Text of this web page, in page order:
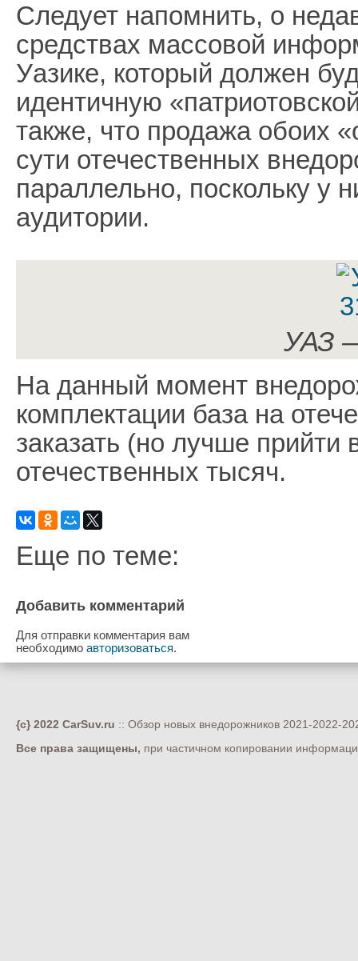
Следует напомнить, о
средствах массовой
Уазике, который должен
идентичную
также, что продажа обоих
сути отечественных
параллельно, поскольку у
аудитории.
УАЗ
На данный момент
комплектации база на
заказать (но лучше
отечественных тысяч.
Еще по теме:
Добавить комментарий
Для отправки комментария вам
необходимо авторизоваться.
{c} 2022 CarSuv.ru :: Обзор новых внедорожников 2021-2022-
Все права защищены, при частичном копировании